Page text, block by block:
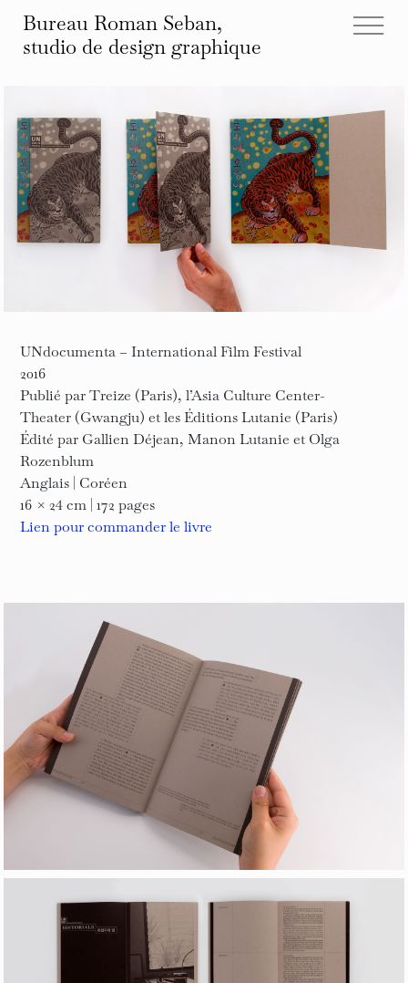
Bureau Roman Seban,
studio de design graphique
éditions
identités
affiches
typographies
espace
autre
infos et contact
UNdocumenta – International Film Festival
2016
Publié par Treize (Paris), l’Asia Culture Center-
Theater (Gwangju) et les Éditions Lutanie (Paris)
Édité par Gallien Déjean, Manon Lutanie et Olga
Rozenblum
Anglais | Coréen
16 × 24 cm | 172 pages
Lien pour commander le livre